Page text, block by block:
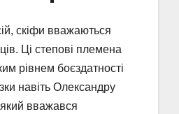
скіфи вважаються
Ці степові племена
рівнем боєздатності
навіть Олександру
вважався